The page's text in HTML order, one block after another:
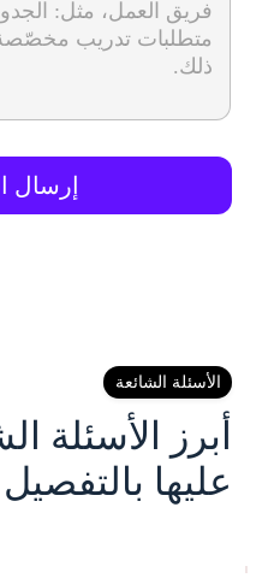
إرسال
الأسئلة الشائعة
أبرز الأسئلة
عليها بالتفصيل